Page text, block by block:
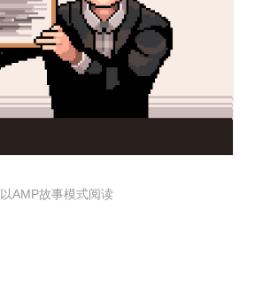
以AMP故事模式阅读